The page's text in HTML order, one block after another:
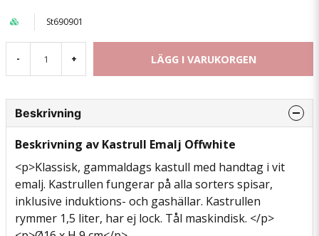
St690901
- + LÄGG I VARUKORGEN
Beskrivning
Beskrivning av Kastrull Emalj Offwhite
<p>Klassisk, gammaldags kastull med handtag i vit
emalj. Kastrullen fungerar på alla sorters spisar,
inklusive induktions- och gashällar. Kastrullen
rymmer 1,5 liter, har ej lock. Tål maskindisk. </p>